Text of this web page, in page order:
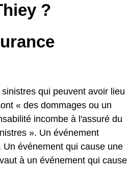
?
qui peuvent avoir lieu
« des dommages ou un
incombe à l'assuré du
». Un événement
événement qui cause une
à un événement qui cause